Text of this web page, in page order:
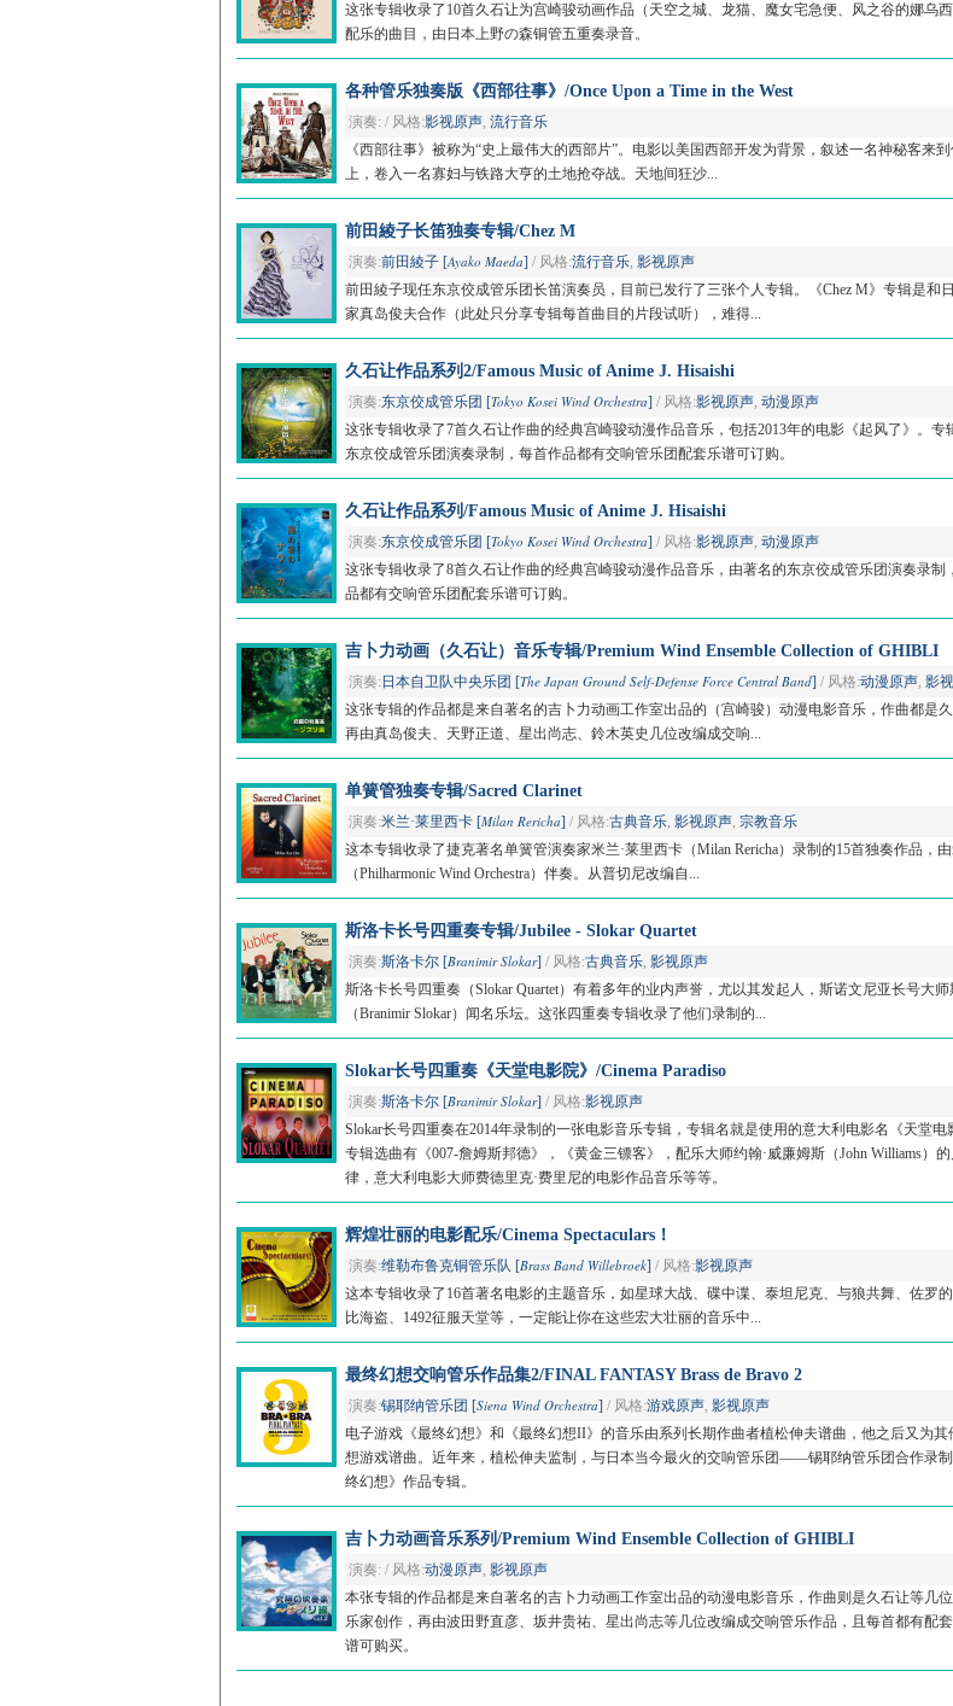
这张专辑收录了10首久石让为宫崎骏动画作品（天空之城、龙猫、魔女宅急便、风之谷的娜乌西
配乐的曲目，由日本上野の森铜管五重奏录音。
各种管乐独奏版《西部往事》/Once Upon a Time in the West
演奏: / 风格:影视原声, 流行音乐
《西部往事》被称为“史上最伟大的西部片”。电影以美国西部开发为背景，叙述一名神秘客来
上，卷入一名寡妇与铁路大亨的土地抢夺战。天地间狂沙...
前田綾子长笛独奏专辑/Chez M
演奏:前田綾子 [Ayako Maeda] / 风格:流行音乐, 影视原声
前田綾子现任东京佼成管乐团长笛演奏员，目前已发行了三张个人专辑。《Chez M》专辑是和
家真岛俊夫合作（此处只分享专辑每首曲目的片段试听），难得...
久石让作品系列2/Famous Music of Anime J. Hisaishi
演奏:东京佼成管乐团 [Tokyo Kosei Wind Orchestra] / 风格:影视原声, 动漫原声
这张专辑收录了7首久石让作曲的经典宫崎骏动漫作品音乐，包括2013年的电影《起风了》。专
东京佼成管乐团演奏录制，每首作品都有交响管乐团配套乐谱可订购。
久石让作品系列/Famous Music of Anime J. Hisaishi
演奏:东京佼成管乐团 [Tokyo Kosei Wind Orchestra] / 风格:影视原声, 动漫原声
这张专辑收录了8首久石让作曲的经典宫崎骏动漫作品音乐，由著名的东京佼成管乐团演奏录制
品都有交响管乐团配套乐谱可订购。
吉卜力动画（久石让）音乐专辑/Premium Wind Ensemble Collection of GHIBLI
演奏: 日本自卫队中央乐团 [The Japan Ground Self-Defense Force Central Band] / 风格:动漫原声, 影
这张专辑的作品都是来自著名的吉卜力动画工作室出品的（宫崎骏）动漫电影音乐，作曲都是久
再由真岛俊夫、天野正道、星出尚志、鈴木英史几位改编成交响...
单簧管独奏专辑/Sacred Clarinet
演奏:米兰·莱里西卡 [Milan Rericha] / 风格:古典音乐, 影视原声, 宗教音乐
这本专辑收录了捷克著名单簧管演奏家米兰·莱里西卡（Milan Rericha）录制的15首独奏作品，
（Philharmonic Wind Orchestra）伴奏。从普切尼改编自...
斯洛卡长号四重奏专辑/Jubilee - Slokar Quartet
演奏:斯洛卡尔 [Branimir Slokar] / 风格:古典音乐, 影视原声
斯洛卡长号四重奏（Slokar Quartet）有着多年的业内声誉，尤以其发起人，斯诺文尼亚长号大
（Branimir Slokar）闻名乐坛。这张四重奏专辑收录了他们录制的...
Slokar长号四重奏《天堂电影院》/Cinema Paradiso
演奏:斯洛卡尔 [Branimir Slokar] / 风格:影视原声
Slokar长号四重奏在2014年录制的一张电影音乐专辑，专辑名就是使用的意大利电影名《天堂电
专辑选曲有《007-詹姆斯邦德》，《黄金三镖客》，配乐大师约翰·威廉姆斯（John Williams）
律，意大利电影大师费德里克·费里尼的电影作品音乐等等。
辉煌壮丽的电影配乐/Cinema Spectaculars！
演奏:维勒布鲁克铜管乐队 [Brass Band Willebroek] / 风格:影视原声
这本专辑收录了16首著名电影的主题音乐，如星球大战、碟中谍、泰坦尼克、与狼共舞、佐罗
比海盗、1492征服天堂等，一定能让你在这些宏大壮丽的音乐中...
最终幻想交响管乐作品集2/FINAL FANTASY Brass de Bravo 2
演奏:锡耶纳管乐团 [Siena Wind Orchestra] / 风格:游戏原声, 影视原声
电子游戏《最终幻想》和《最终幻想II》的音乐由系列长期作曲者植松伸夫谱曲，他之后又为其
想游戏谱曲。近年来，植松伸夫监制，与日本当今最火的交响管乐团——锡耶纳管乐团合作录
终幻想》作品专辑。
吉卜力动画音乐系列/Premium Wind Ensemble Collection of GHIBLI
演奏: / 风格:动漫原声, 影视原声
本张专辑的作品都是来自著名的吉卜力动画工作室出品的动漫电影音乐，作曲则是久石让等几
乐家创作，再由波田野直彦、坂井贵祐、星出尚志等几位改编成交响管乐作品，且每首都有配
谱可购买。